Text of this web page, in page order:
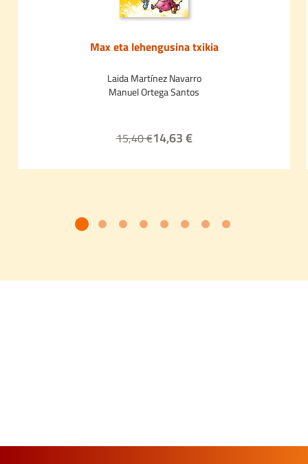
Max eta lehengusina txikia
Laida Martínez Navarro
Manuel Ortega Santos
15,40 €14,63 €